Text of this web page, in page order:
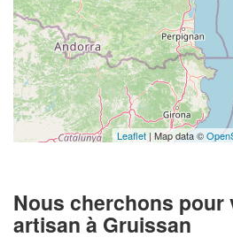
Leaflet | Map data ©
Nous cherchons pour
artisan à Gruissan